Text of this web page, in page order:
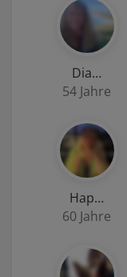
Dia…
54 Jahre
Hap…
60 Jahre